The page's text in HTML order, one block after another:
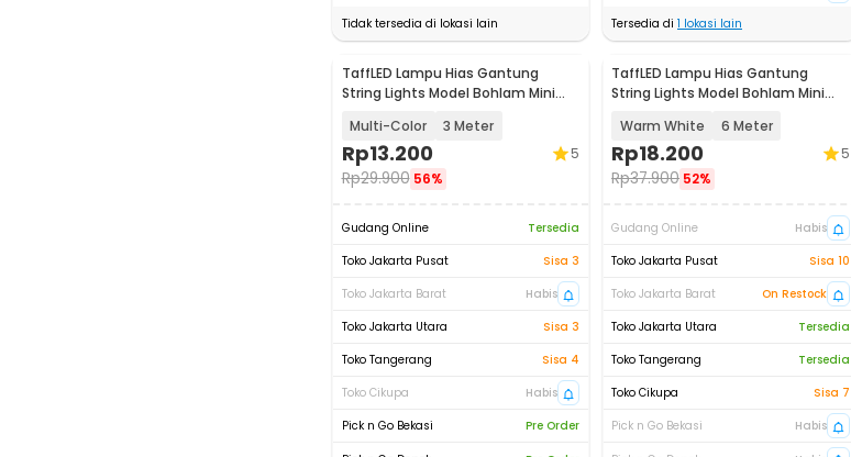
Tidak tersedia di lokasi lain
Tersedia di 1 lokasi lain
TaffLED Lampu Hias Gantung
String Lights Model Bohlam Mini
Multi-Color 3 Meter
Rp13.200
Rp29.900 56%
5
Gudang Online
Tersedia
Toko Jakarta Pusat
Sisa 3
Toko Jakarta Barat
Habis
Toko Jakarta Utara
Sisa 3
Toko Tangerang
Sisa 4
Toko Cikupa
Habis
Pick n Go Bekasi
Pre Order
TaffLED Lampu Hias Gantung
String Lights Model Bohlam Mini
Warm White 6 Meter
Rp18.200
Rp37.900 52%
5
Gudang Online
Habis
Toko Jakarta Pusat
Sisa 10
Toko Jakarta Barat
On Restock
Toko Jakarta Utara
Tersedia
Toko Tangerang
Tersedia
Toko Cikupa
Sisa 7
Pick n Go Bekasi
Habis